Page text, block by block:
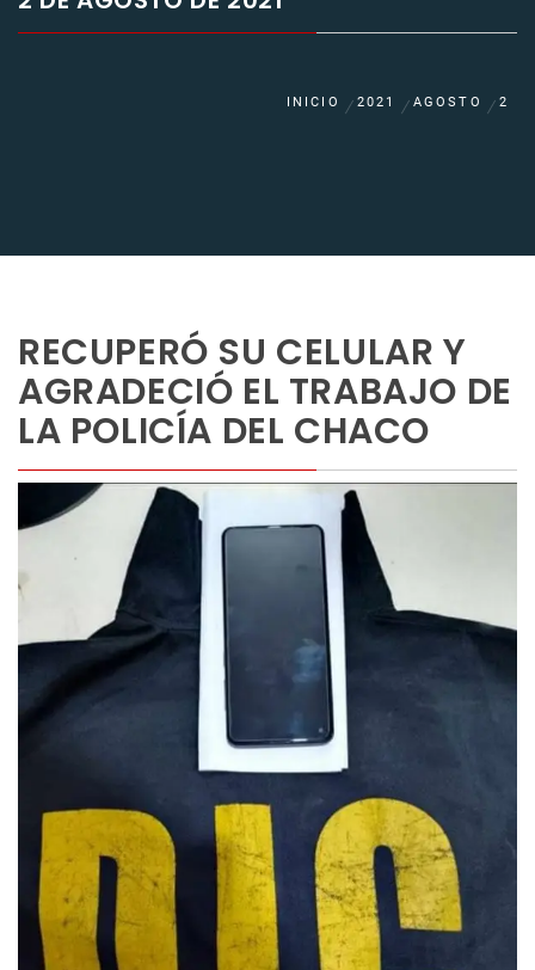
INICIO 2021 AGOSTO 2
RECUPERÓ SU CELULAR Y
AGRADECIÓ EL TRABAJO DE
LA POLICÍA DEL CHACO